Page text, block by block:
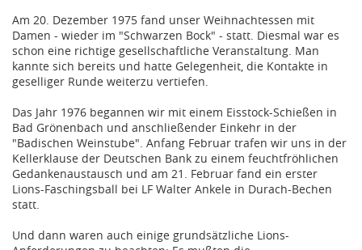
Am 20. Dezember 1975 fand unser Weihnachtessen mit
Damen - wieder im "Schwarzen Bock" - statt. Diesmal war es
schon eine richtige gesellschaftliche Veranstaltung. Man
kannte sich bereits und hatte Gelegenheit, die Kontakte in
geselliger Runde weiterzu vertiefen.
Das Jahr 1976 begannen wir mit einem Eisstock-Schießen in
Bad Grönenbach und anschließender Einkehr in der
"Badischen Weinstube". Anfang Februar trafen wir uns in der
Kellerklause der Deutschen Bank zu einem feuchtfröhlichen
Gedankenaustausch und am 21. Februar fand ein erster
Lions-Faschingsball bei LF Walter Ankele in Durach-Bechen
statt.
Und dann waren auch einige grundsätzliche Lions-